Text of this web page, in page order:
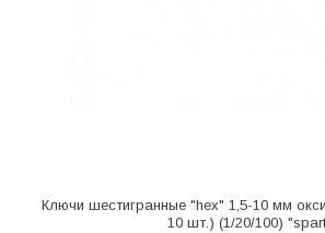
Ключи шестигранные "hex" 1,5-10 мм
10 шт.) (1/20/100)